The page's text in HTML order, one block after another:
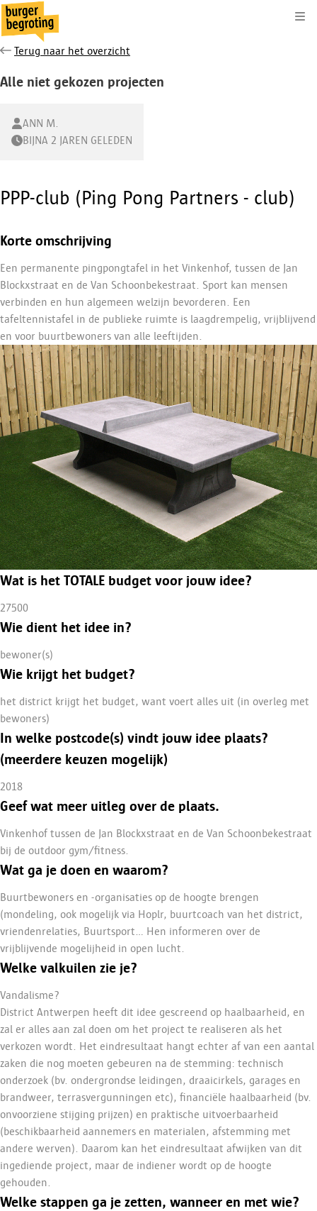
Terug naar het overzicht
Alle niet gekozen projecten
ANN M.
BIJNA 2 JAREN GELEDEN
PPP-club (Ping Pong Partners - club)
Korte omschrijving
Een permanente pingpongtafel in het Vinkenhof, tussen de Jan
Blockxstraat en de Van Schoonbekestraat. Sport kan mensen
verbinden en hun algemeen welzijn bevorderen. Een
tafeltennistafel in de publieke ruimte is laagdrempelig, vrijblijvend
en voor buurtbewoners van alle leeftijden.
Wat is het TOTALE budget voor jouw idee?
27500
Wie dient het idee in?
bewoner(s)
Wie krijgt het budget?
het district krijgt het budget, want voert alles uit (in overleg met
bewoners)
In welke postcode(s) vindt jouw idee plaats?
(meerdere keuzen mogelijk)
2018
Geef wat meer uitleg over de plaats.
Vinkenhof tussen de Jan Blockxstraat en de Van Schoonbekestraat
bij de outdoor gym/fitness.
Wat ga je doen en waarom?
Buurtbewoners en -organisaties op de hoogte brengen
(mondeling, ook mogelijk via Hoplr, buurtcoach van het district,
vriendenrelaties, Buurtsport... Hen informeren over de
vrijblijvende mogelijheid in open lucht.
Welke valkuilen zie je?
Vandalisme?
District Antwerpen heeft dit idee gescreend op haalbaarheid, en
zal er alles aan zal doen om het project te realiseren als het
verkozen wordt. Het eindresultaat hangt echter af van een aantal
zaken die nog moeten gebeuren na de stemming: technisch
onderzoek (bv. ondergrondse leidingen, draaicirkels, garages en
brandweer, terrasvergunningen etc), financiële haalbaarheid (bv.
onvoorziene stijging prijzen) en praktische uitvoerbaarheid
(beschikbaarheid aannemers en materialen, afstemming met
andere werven). Daarom kan het eindresultaat afwijken van dit
ingediende project, maar de indiener wordt op de hoogte
gehouden.
Welke stappen ga je zetten, wanneer en met wie?